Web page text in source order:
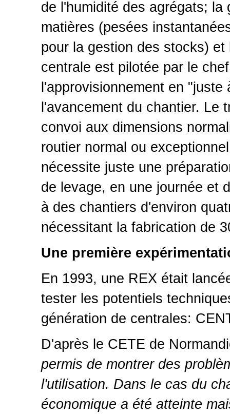
de l'humidité des agrégats;
matières (pesées
pour la gestion des stocks)
centrale est pilotée par le
l'approvisionnement en
l'avancement du chantier. Le
convoi aux dimensions
routier normal ou
nécessite juste une
de levage, en une journée et
à des chantiers d'environ
nécessitant la fabrication de
Une première
En 1993, une REX était
tester les potentiels
génération de centrales:
D'après le CETE de
permis de montrer des
l'utilisation. Dans le cas du
économique a été atteinte